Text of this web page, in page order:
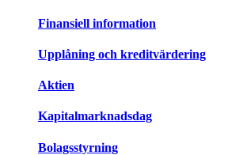
Finansiell information
Upplåning och kreditvärdering
Aktien
Kapitalmarknadsdag
Bolagsstyrning